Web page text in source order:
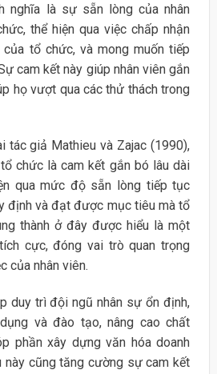
nghĩa là sự sẵn lòng của nhân
thể hiện qua việc chấp nhận
tổ chức, và mong muốn tiếp
cam kết này giúp nhân viên gắn
họ vượt qua các thử thách trong
tác giả Mathieu và Zajac (1990),
chức là cam kết gắn bó lâu dài
qua mức độ sẵn lòng tiếp tục
định và đạt được mục tiêu mà tổ
thành ở đây được hiểu là một
cực, đóng vai trò quan trọng
của nhân viên.
duy trì đội ngũ nhân sự ổn định,
và đào tạo, nâng cao chất
phần xây dựng văn hóa doanh
này cũng tăng cường sự cam kết